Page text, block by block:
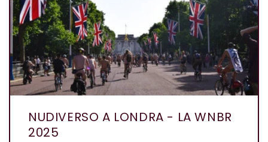
NUDIVERSO A LONDRA - LA WNBR
2025